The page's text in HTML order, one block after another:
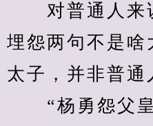
对普通人来
埋怨两句不是啥
太子，并非普通
“杨勇怨父皇